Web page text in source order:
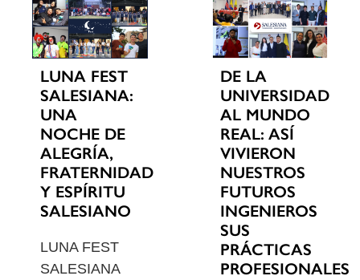
LUNA FEST
SALESIANA:
UNA
NOCHE DE
ALEGRÍA,
FRATERNIDAD
Y ESPÍRITU
SALESIANO
LUNA FEST
SALESIANA
DE LA
UNIVERSIDAD
AL MUNDO
REAL: ASÍ
VIVIERON
NUESTROS
FUTUROS
INGENIEROS
SUS
PRÁCTICAS
PROFESIONALES